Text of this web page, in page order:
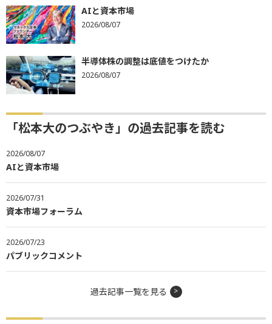
AIと資本市場
2026/08/07
半導体株の調整は底値をつけたか
2026/08/07
「松本大のつぶやき」の過去記事を読む
2026/08/07
AIと資本市場
2026/07/31
資本市場フォーラム
2026/07/23
パブリックコメント
過去記事一覧を見る